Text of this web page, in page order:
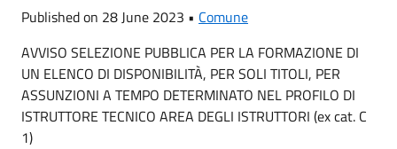
Published on 28 June 2023 • Comune
AVVISO SELEZIONE PUBBLICA PER LA FORMAZIONE DI
UN ELENCO DI DISPONIBILITÀ, PER SOLI TITOLI, PER
ASSUNZIONI A TEMPO DETERMINATO NEL PROFILO DI
ISTRUTTORE TECNICO AREA DEGLI ISTRUTTORI (ex cat. C
1)